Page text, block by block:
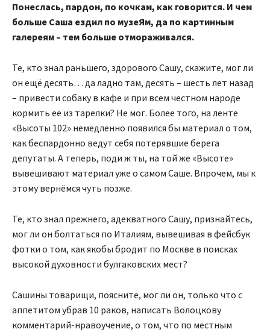
Понеслась, пардон, по кочкам, как говорится. И чем
больше Саша ездил по музеЯм, да по картинным
галереям – тем больше отмораживался.
Те, кто знал раньшего, здорового Сашу, скажите, мог ли
он ещё десять… да ладно там, десять – шесть лет назад
– привести собаку в кафе и при всем честном народе
кормить её из тарелки? Не мог. Более того, на ленте
«Высоты 102» немедленно появился бы материал о том,
как беспардонно ведут себя потерявшие берега
депутаты. А теперь, поди ж ты, на той же «Высоте»
вывешивают материал уже о самом Саше. Впрочем, мы к
этому вернёмся чуть позже.
Те, кто знал прежнего, адекватного Сашу, признайтесь,
мог ли он болтаться по Италиям, вывешивая в фейсбук
фотки о том, как якобы бродит по Москве в поисках
высокой духовности булгаковских мест?
Сашины товарищи, поясните, мог ли он, только что с
аппетитом убрав 10 раков, написать Волоцкову
комментарий-нравоучение, о том, что по местным